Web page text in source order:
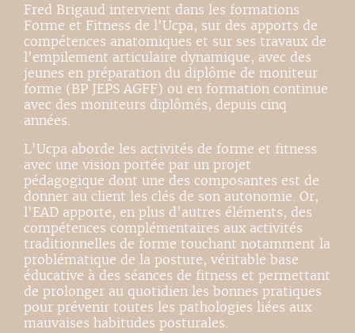
Fred Brigaud intervient dans les formations
Forme et Fitness de l'Ucpa, sur des apports de
compétences anatomiques et sur ses travaux de
l'empilement articulaire dynamique, avec des
jeunes en préparation du diplôme de moniteur
forme (BP JEPS AGFF) ou en formation continue
avec des moniteurs diplômés, depuis cinq
années.
L'Ucpa aborde les activités de forme et fitness
avec une vision portée par un projet
pédagogique dont une des composantes est de
donner au client les clés de son autonomie. Or,
l'EAD apporte, en plus d'autres éléments, des
compétences complémentaires aux activités
traditionnelles de forme touchant notamment la
problématique de la posture, véritable base
éducative à des séances de fitness et permettant
de prolonger au quotidien les bonnes pratiques
pour prévenir toutes les pathologies liées aux
mauvaises habitudes posturales.